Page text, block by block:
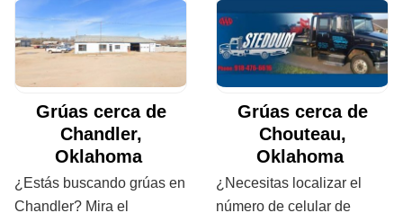
Grúas cerca de
Chandler,
Oklahoma
¿Estás buscando grúas en
Chandler? Mira el
Grúas cerca de
Chouteau,
Oklahoma
¿Necesitas localizar el
número de celular de